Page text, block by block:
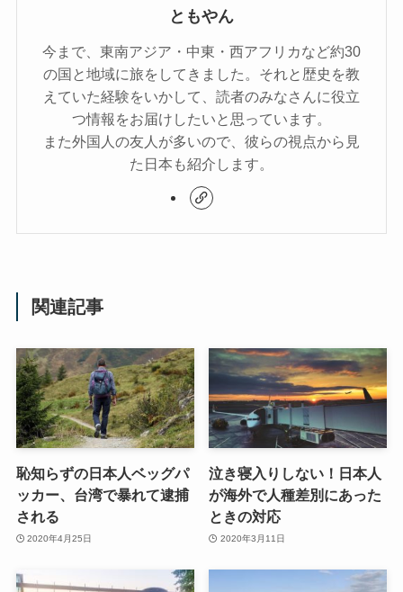
ともやん
今まで、東南アジア・中東・西アフリカなど約30
の国と地域に旅をしてきました。それと歴史を教
えていた経験をいかして、読者のみなさんに役立
つ情報をお届けしたいと思っています。
また外国人の友人が多いので、彼らの視点から見
た日本も紹介します。
関連記事
恥知らずの日本人ベッグパ
ッカー、台湾で暴れて逮捕
される
2020年4月25日
泣き寝入りしない！日本人
が海外で人種差別にあった
ときの対応
2020年3月11日